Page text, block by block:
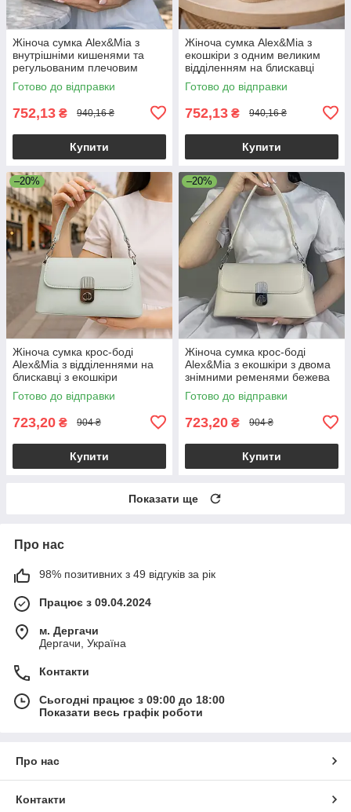
Жіноча сумка Alex&Mia з
внутрішніми кишенями та
регульованим плечовим
ременем рожева
Готово до відправки
752,13 ₴ 940,16 ₴
Купити
Жіноча сумка Alex&Mia з
екошкіри з одним великим
відділенням на блискавці
бежева
Готово до відправки
752,13 ₴ 940,16 ₴
Купити
–20%
Жіноча сумка крос-боді
Alex&Mia з відділеннями на
блискавці з екошкіри
блакитна
Готово до відправки
723,20 ₴ 904 ₴
Купити
–20%
Жіноча сумка крос-боді
Alex&Mia з екошкіри з двома
знімними ременями бежева
Готово до відправки
723,20 ₴ 904 ₴
Купити
Показати ще
Про нас
98% позитивних з 49 відгуків за рік
Працює з 09.04.2024
м. Дергачи
Дергачи, Україна
Контакти
Сьогодні працює з 09:00 до 18:00
Показати весь графік роботи
Про нас
Контакти